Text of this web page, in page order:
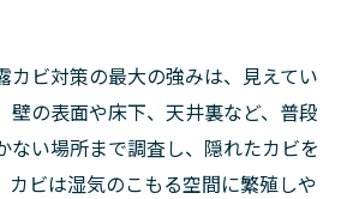
カビ対策の最大の強みは、見えてい
壁の表面や床下、天井裏など、普段
ない場所まで調査し、隠れたカビを
カビは湿気のこもる空間に繁殖しや